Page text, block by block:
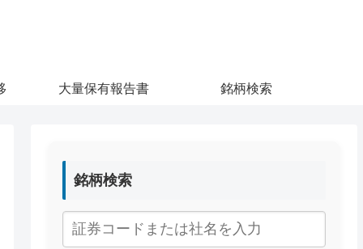
大量保有報告書 銘柄検索
銘柄検索